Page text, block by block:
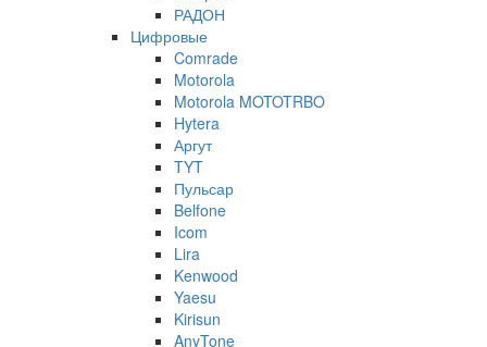
РАДОН
Цифровые
Comrade
Motorola
Motorola MOTOTRBO
Hytera
Аргут
TYT
Пульсар
Belfone
Icom
Lira
Kenwood
Yaesu
Kirisun
AnyTone